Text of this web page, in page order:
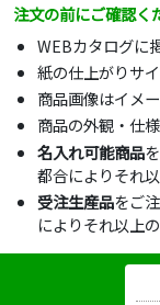
注文の前にご確認く
WEBカタログに
紙の仕上がりサ
商品画像はイメ
商品の外観・仕
名入れ可能商品
都合によりそれ
受注生産品をご
によりそれ以上